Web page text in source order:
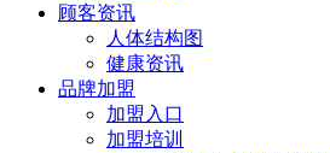
顾客资讯
人体结构图
健康资讯
品牌加盟
加盟入口
加盟培训